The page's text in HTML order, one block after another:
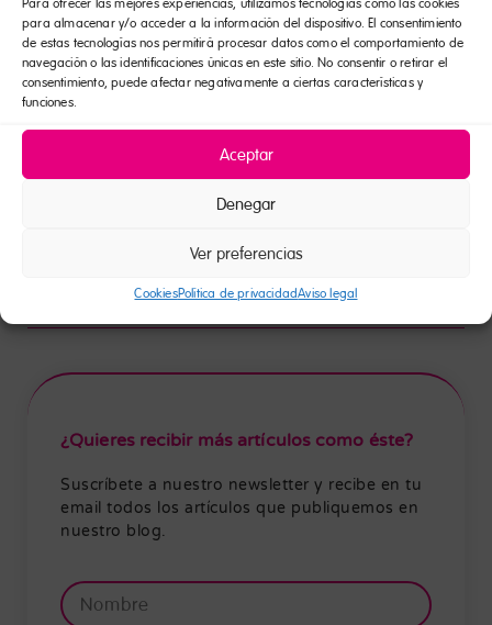
Para ofrecer las mejores experiencias, utilizamos tecnologías como las cookies
para almacenar y/o acceder a la información del dispositivo. El consentimiento
de estas tecnologías nos permitirá procesar datos como el comportamiento de
navegación o las identificaciones únicas en este sitio. No consentir o retirar el
consentimiento, puede afectar negativamente a ciertas características y
funciones.
Aceptar
Denegar
Ver preferencias
CookiesPolítica de privacidadAviso legal
smöoy x GAME: una colaboración
para que la merienda siga en
forma de partida
¿Quieres recibir más artículos como éste?
Suscríbete a nuestro newsletter y recibe en tu
email todos los artículos que publiquemos en
nuestro blog.